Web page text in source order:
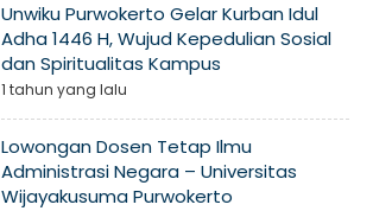
Unwiku Purwokerto Gelar Kurban Idul
Adha 1446 H, Wujud Kepedulian Sosial
dan Spiritualitas Kampus
1 tahun yang lalu
Lowongan Dosen Tetap Ilmu
Administrasi Negara – Universitas
Wijayakusuma Purwokerto